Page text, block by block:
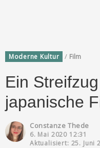
Moderne Kultur / Film
Ein
japanische
Constanze Thede
6. Mai 2020 12:31
Aktualisiert: 25. Juni